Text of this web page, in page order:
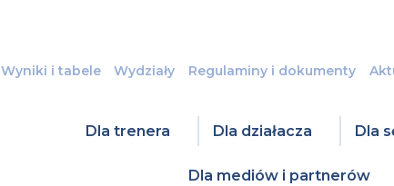
Wyniki i tabele Wydziały Regulaminy i dokumenty
Dla trenera Dla działacza Dla
Dla mediów i partnerów